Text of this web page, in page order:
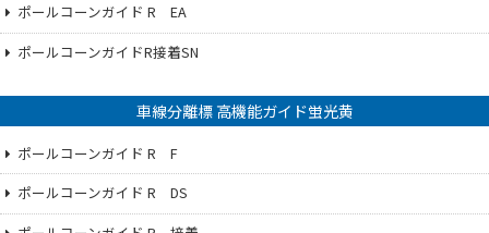
ポールコーンガイド R EA
ポールコーンガイドR接着SN
車線分離標 高機能ガイド蛍光黄
ポールコーンガイド R F
ポールコーンガイド R DS